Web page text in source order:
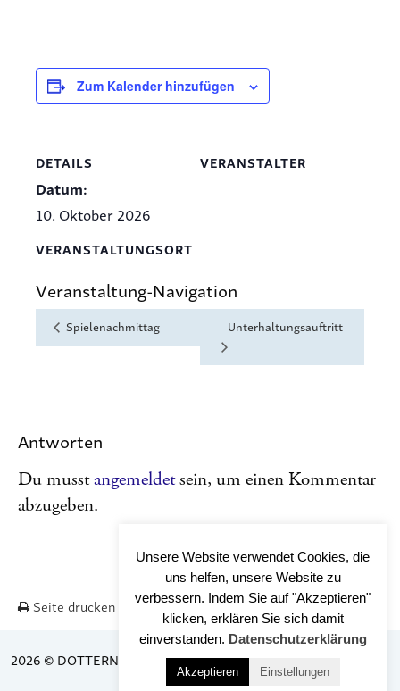
Zum Kalender hinzufügen
DETAILS
Datum:
10. Oktober 2026
VERANSTALTUNGSORT
VERANSTALTER
Veranstaltung-Navigation
Spielenachmittag Unterhaltungsauftritt
Antworten
Du musstangemeldetsein, um einen Kommentar
abzugeben.
Seite drucken Nach OBEN
2026 © DOTTERNHAUSEN
Unsere Website verwendet Cookies, die
uns helfen, unsere Website zu
verbessern. Indem Sie auf "Akzeptieren"
klicken, erklären Sie sich damit
einverstanden. Datenschutzerklärung
Akzeptieren Einstellungen